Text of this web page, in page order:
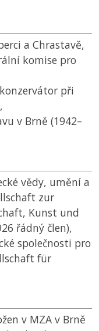
a Chrastavě,
komise pro
při
v Brně (1942–
vědy, umění a
zur
Kunst und
řádný člen),
společnosti pro
für
v MZA v Brně